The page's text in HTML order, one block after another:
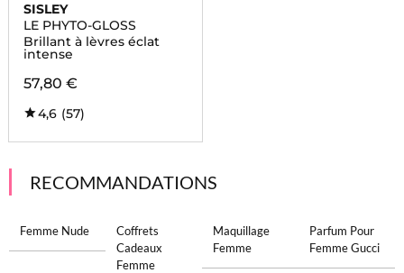
SISLEY
LE PHYTO-GLOSS
Brillant à lèvres éclat
intense
57,80 €
4,6 (57)
RECOMMANDATIONS
Femme Nude
Coffrets
Cadeaux
Femme
Maquillage
Femme
Parfum Pour
Femme Gucci